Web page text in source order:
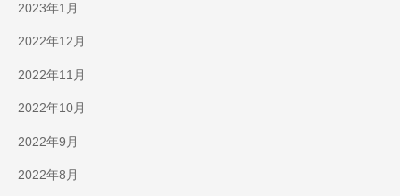
2023年1月
2022年12月
2022年11月
2022年10月
2022年9月
2022年8月